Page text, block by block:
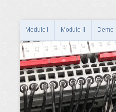
Module I Module II Demo